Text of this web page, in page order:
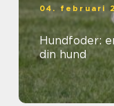
04. februari
Hundfoder:
din hund